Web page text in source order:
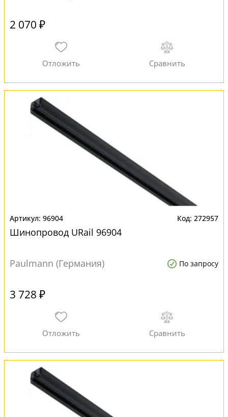
2 070 ₽
96904 272957
Шинопровод URail 96904
Paulmann (Германия) По запросу
3 728 ₽